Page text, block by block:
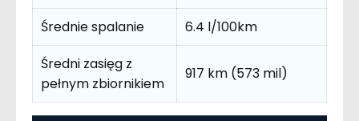
Średnie spalanie
6.4 l/100km
Średni zasięg z
pełnym zbiornikiem
917 km (573 mil)